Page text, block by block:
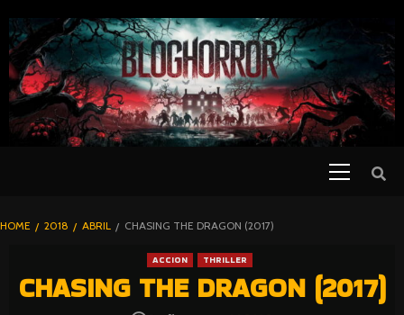
TO
CONTENT
BLOGHORROR
HOME 2018 ABRIL CHASING THE DRAGON (2017)
ACCION THRILLER
CHASING THE DRAGON (2017)